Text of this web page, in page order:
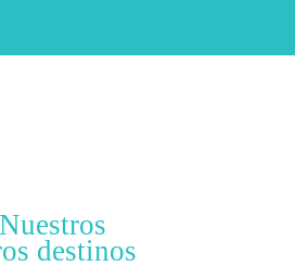
Nuestros
destinos